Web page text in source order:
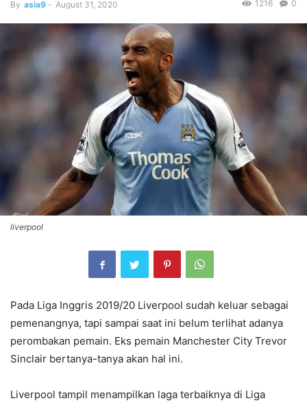
By asia9 - August 31, 2020 0
1216
liverpool
Pada Liga Inggris 2019/20 Liverpool sudah keluar sebagai
pemenangnya, tapi sampai saat ini belum terlihat adanya
perombakan pemain. Eks pemain Manchester City Trevor
Sinclair bertanya-tanya akan hal ini.
Liverpool tampil menampilkan laga terbaiknya di Liga